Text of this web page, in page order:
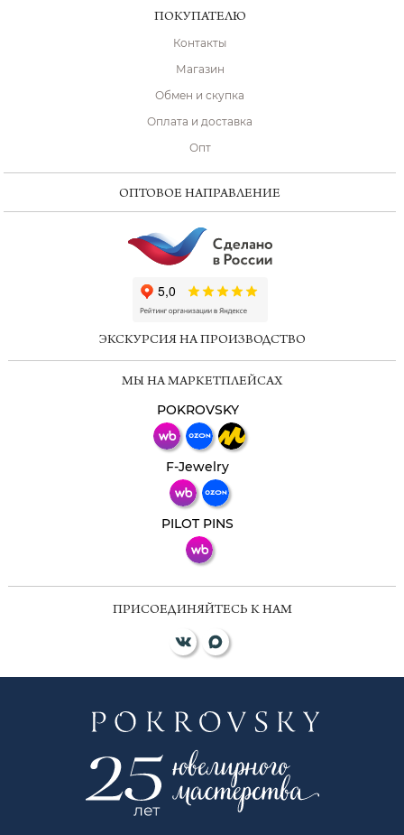
ПОКУПАТЕЛЮ
Контакты
Магазин
Обмен и скупка
Оплата и доставка
Опт
ОПТОВОЕ НАПРАВЛЕНИЕ
ЭКСКУРСИЯ НА ПРОИЗВОДСТВО
МЫ НА МАРКЕТПЛЕЙСАХ
POKROVSKY
F-Jewelry
PILOT PINS
ПРИСОЕДИНЯЙТЕСЬ К НАМ